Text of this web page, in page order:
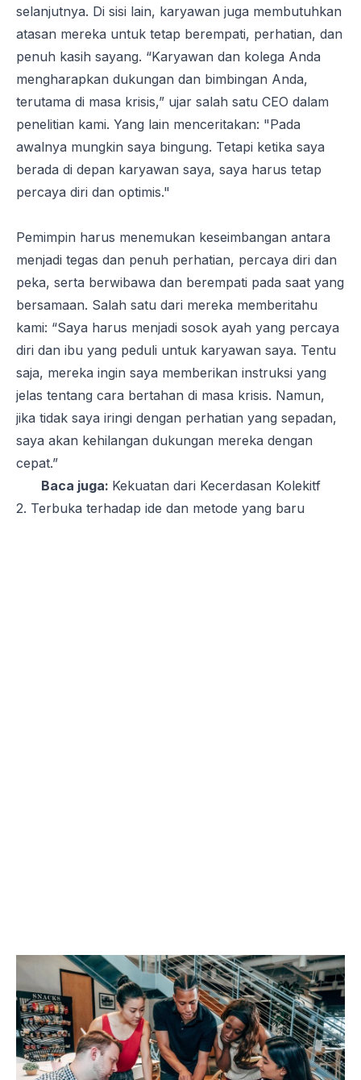
selanjutnya. Di sisi lain, karyawan juga membutuhkan
atasan mereka untuk tetap berempati, perhatian, dan
penuh kasih sayang. “Karyawan dan kolega Anda
mengharapkan dukungan dan bimbingan Anda,
terutama di masa krisis,” ujar salah satu CEO dalam
penelitian kami. Yang lain menceritakan: "Pada
awalnya mungkin saya bingung. Tetapi ketika saya
berada di depan karyawan saya, saya harus tetap
percaya diri dan optimis."
Pemimpin harus menemukan keseimbangan antara
menjadi tegas dan penuh perhatian, percaya diri dan
peka, serta berwibawa dan berempati pada saat yang
bersamaan. Salah satu dari mereka memberitahu
kami: “Saya harus menjadi sosok ayah yang percaya
diri dan ibu yang peduli untuk karyawan saya. Tentu
saja, mereka ingin saya memberikan instruksi yang
jelas tentang cara bertahan di masa krisis. Namun,
jika tidak saya iringi dengan perhatian yang sepadan,
saya akan kehilangan dukungan mereka dengan
cepat.”
Baca juga: Kekuatan dari Kecerdasan Kolekitf
2. Terbuka terhadap ide dan metode yang baru